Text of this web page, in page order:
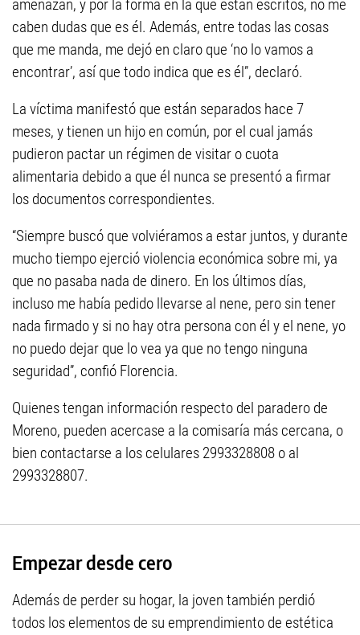
amenazan, y por la forma en la que están escritos, no me
caben dudas que es él. Además, entre todas las cosas
que me manda, me dejó en claro que ‘no lo vamos a
encontrar’, así que todo indica que es él”, declaró.
La víctima manifestó que están separados hace 7
meses, y tienen un hijo en común, por el cual jamás
pudieron pactar un régimen de visitar o cuota
alimentaria debido a que él nunca se presentó a firmar
los documentos correspondientes.
“Siempre buscó que volviéramos a estar juntos, y durante
mucho tiempo ejerció violencia económica sobre mi, ya
que no pasaba nada de dinero. En los últimos días,
incluso me había pedido llevarse al nene, pero sin tener
nada firmado y si no hay otra persona con él y el nene, yo
no puedo dejar que lo vea ya que no tengo ninguna
seguridad”, confió Florencia.
Quienes tengan información respecto del paradero de
Moreno, pueden acercase a la comisaría más cercana, o
bien contactarse a los celulares 2993328808 o al
2993328807.
Empezar desde cero
Además de perder su hogar, la joven también perdió
todos los elementos de su emprendimiento de estética